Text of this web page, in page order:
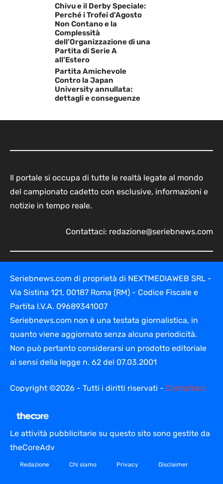
Chivu e il Derby Speciale:
Perché i Trofei d’Agosto
Non Contano e la
Complessità
dell’Organizzazione di una
Partita di Serie A
all’Estero
Partita Amichevole
Contro la Japan
University annullata:
dettagli e conseguenze
Il portale si occupa di tutte le realtà legate al mondo
del campionato cadetto con esclusive, informazioni e
notizie in tempo reale.
Contattaci: redazione@seriebnews.com
Seriebnews.com di proprietà di NEXTMEDIAWEB SRL -
Via Sistina 121, 00187 Roma (RM) - Codice Fiscale e
Partita I.V.A. 09689341007
Seriebnews.com non è una testata giornalistica, in
quanto viene aggiornato senza alcuna periodicità.
Non può pertanto considerarsi un prodotto editoriale
ai sensi della legge n. 62 del 07.03.2001
Copyright ©2026 - Tutti i diritti riservati - Contattaci
Le attività pubblicitarie su questo sito sono gestite da
theCoreAdv
Redazione Chi siamo Privacy Disclaimer